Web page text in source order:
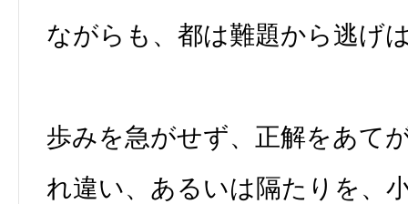
ながらも、都は難題から逃げ
歩みを急がせず、正解をあて
れ違い、あるいは隔たりを、